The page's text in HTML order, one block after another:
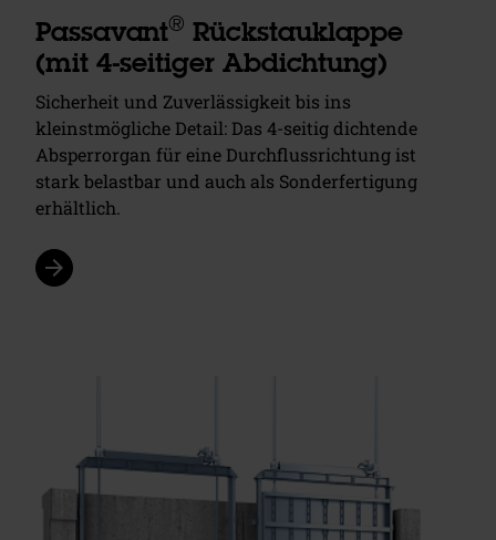
Passavant® Rückstauklappe
(mit 4-seitiger Abdichtung)
Sicherheit und Zuverlässigkeit bis ins
kleinstmögliche Detail: Das 4-seitig dichtende
Absperrorgan für eine Durchflussrichtung ist
stark belastbar und auch als Sonderfertigung
erhältlich.
arrow_forward